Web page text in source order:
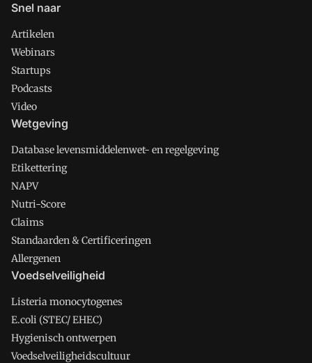
Snel naar
Artikelen
Webinars
Startups
Podcasts
Video
Wetgeving
Database levensmiddelenwet- en regelgeving
Etikettering
NAPV
Nutri-Score
Claims
Standaarden & Certificeringen
Allergenen
Voedselveiligheid
Listeria monocytogenes
E.coli (STEC/ EHEC)
Hygienisch ontwerpen
Voedselveiligheidscultuur